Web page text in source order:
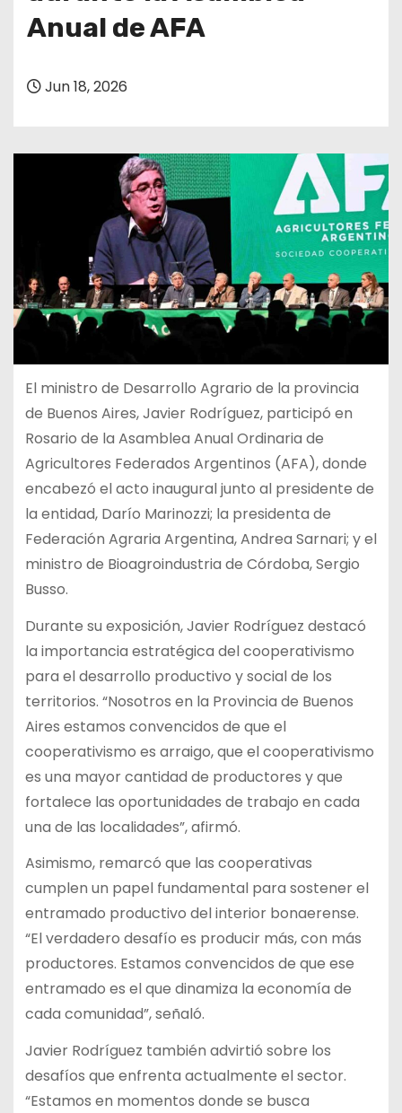
Anual de AFA
Jun 18, 2026
El ministro de Desarrollo Agrario de la provincia
de Buenos Aires, Javier Rodríguez, participó en
Rosario de la Asamblea Anual Ordinaria de
Agricultores Federados Argentinos (AFA), donde
encabezó el acto inaugural junto al presidente de
la entidad, Darío Marinozzi; la presidenta de
Federación Agraria Argentina, Andrea Sarnari; y el
ministro de Bioagroindustria de Córdoba, Sergio
Busso.
Durante su exposición, Javier Rodríguez destacó
la importancia estratégica del cooperativismo
para el desarrollo productivo y social de los
territorios. “Nosotros en la Provincia de Buenos
Aires estamos convencidos de que el
cooperativismo es arraigo, que el cooperativismo
es una mayor cantidad de productores y que
fortalece las oportunidades de trabajo en cada
una de las localidades”, afirmó.
Asimismo, remarcó que las cooperativas
cumplen un papel fundamental para sostener el
entramado productivo del interior bonaerense.
“El verdadero desafío es producir más, con más
productores. Estamos convencidos de que ese
entramado es el que dinamiza la economía de
cada comunidad”, señaló.
Javier Rodríguez también advirtió sobre los
desafíos que enfrenta actualmente el sector.
“Estamos en momentos donde se busca